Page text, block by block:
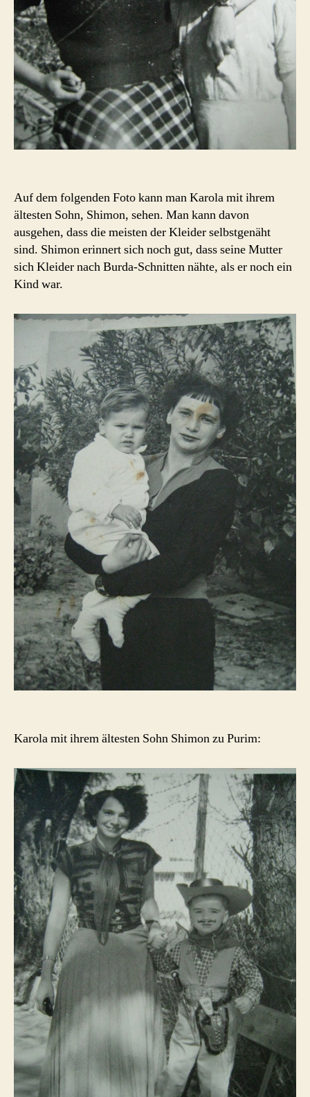
Auf dem folgenden Foto kann man Karola mit ihrem
ältesten Sohn, Shimon, sehen. Man kann davon
ausgehen, dass die meisten der Kleider selbstgenäht
sind. Shimon erinnert sich noch gut, dass seine Mutter
sich Kleider nach Burda-Schnitten nähte, als er noch ein
Kind war.
Karola mit ihrem ältesten Sohn Shimon zu Purim: